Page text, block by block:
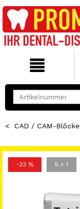
< CAD / CAM-Blöcke
-23 % 5 + 1